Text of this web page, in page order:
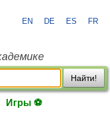
EN DE ES FR
Найти!
Игры ⚽